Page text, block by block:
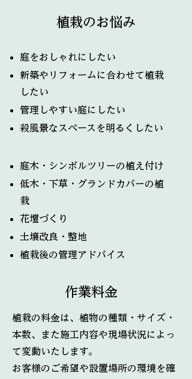
​植栽のお悩み
庭をおしゃれにしたい
新築やリフォームに合わせて植栽
したい
管理しやすい庭にしたい
殺風景なスペースを明るくしたい
庭木・シンボルツリーの植え付け
低木・下草・グランドカバーの植
栽
花壇づくり
土壌改良・整地
植栽後の管理アドバイス
作業料金
植栽の料金は、植物の種類・サイズ・
本数、また施工内容や現場状況によっ
て変動いたします。
お客様のご希望や設置場所の環境を確